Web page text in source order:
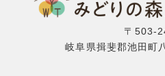
〒503-
岐阜県揖斐郡池田町